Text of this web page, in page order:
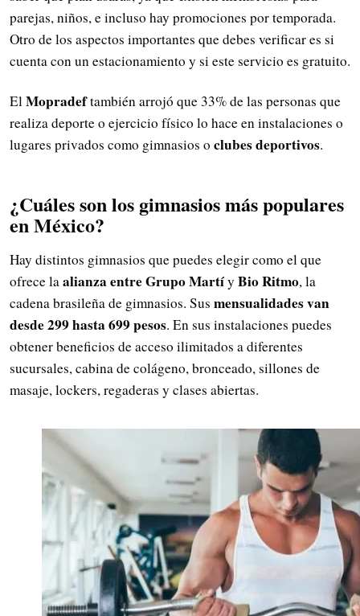
parejas, niños, e incluso hay promociones por temporada.
Otro de los aspectos importantes que debes verificar es si
cuenta con un estacionamiento y si este servicio es gratuito.
ElMopradeftambién arrojó que 33% de las personas que
realiza deporte o ejercicio físico lo hace en instalaciones o
lugares privados como gimnasios o clubes deportivos.
¿Cuáles son los gimnasios más populares
en México?
Hay distintos gimnasios que puedes elegir como el que
ofrece laalianza entre Grupo Martíy Bio Ritmo, la
cadena brasileña de gimnasios. Sus mensualidades van
desde 299 hasta 699 pesos. En sus instalaciones puedes
obtener beneficios de acceso ilimitados a diferentes
sucursales, cabina de colágeno, bronceado, sillones de
masaje, lockers, regaderas y clases abiertas.